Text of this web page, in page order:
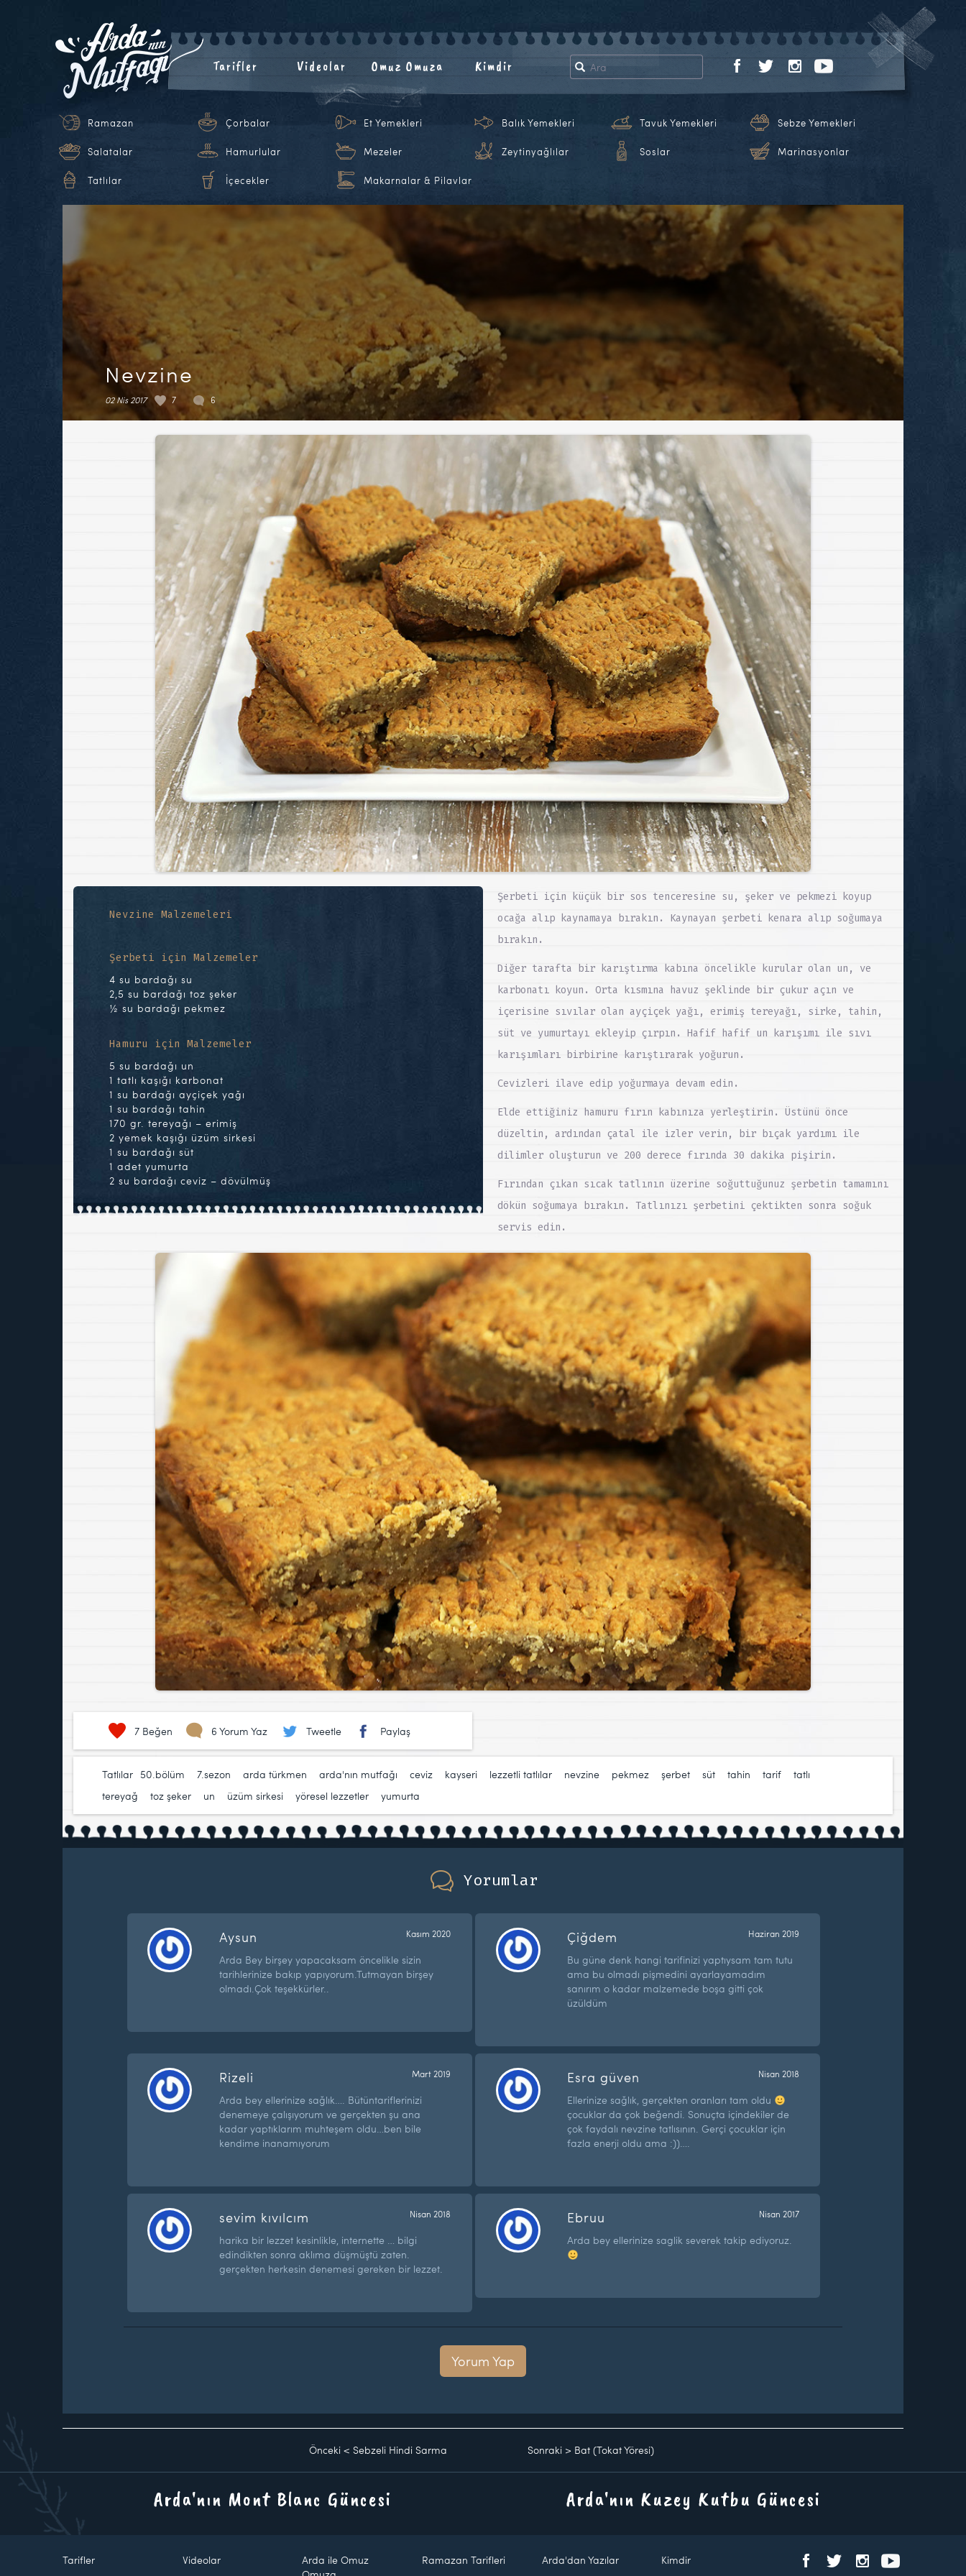
Tarifler Videolar Omuz Omuza Kimdir
Ramazan Çorbalar Et Yemekleri Balık Yemekleri Tavuk Yemekleri Sebze Yemekleri
Salatalar Hamurlular Mezeler Zeytinyağlılar Soslar Marinasyonlar
Tatlılar İçecekler Makarnalar & Pilavlar
Nevzine
02 Nis 2017 7 6
Nevzine Malzemeleri
Şerbeti için Malzemeler
4 su bardağı su
2,5 su bardağı toz şeker
½ su bardağı pekmez
Hamuru için Malzemeler
5 su bardağı un
1 tatlı kaşığı karbonat
1 su bardağı ayçiçek yağı
1 su bardağı tahin
170 gr. tereyağı – erimiş
2 yemek kaşığı üzüm sirkesi
1 su bardağı süt
1 adet yumurta
2 su bardağı ceviz – dövülmüş
Şerbeti için küçük bir sos tenceresine su, şeker ve pekmezi koyup
ocağa alıp kaynamaya bırakın. Kaynayan şerbeti kenara alıp soğumaya
bırakın.
Diğer tarafta bir karıştırma kabına öncelikle kurular olan un, ve
karbonatı koyun. Orta kısmına havuz şeklinde bir çukur açın ve
içerisine sıvılar olan ayçiçek yağı, erimiş tereyağı, sirke, tahin,
süt ve yumurtayı ekleyip çırpın. Hafif hafif un karışımı ile sıvı
karışımları birbirine karıştırarak yoğurun.
Cevizleri ilave edip yoğurmaya devam edin.
Elde ettiğiniz hamuru fırın kabınıza yerleştirin. Üstünü önce
düzeltin, ardından çatal ile izler verin, bir bıçak yardımı ile
dilimler oluşturun ve 200 derece fırında 30 dakika pişirin.
Fırından çıkan sıcak tatlının üzerine soğuttuğunuz şerbetin tamamını
dökün soğumaya bırakın. Tatlınızı şerbetini çektikten sonra soğuk
servis edin.
7 Beğen 6 Yorum Yaz Tweetle Paylaş
Tatlılar 50.bölüm 7.sezon arda türkmen arda'nın mutfağı ceviz kayseri lezzetli tatlılar nevzine pekmez şerbet süt tahin tarif tatlı
tereyağ
toz şeker un üzüm sirkesi yöresel lezzetler yumurta
Yorumlar
Aysun Kasım 2020
Arda Bey birşey yapacaksam öncelikle sizin
tarihlerinize bakıp yapıyorum.Tutmayan birşey
olmadı.Çok teşekkürler..
Çiğdem Haziran 2019
Bu güne denk hangi tarifinizi yaptıysam tam tutu
ama bu olmadı pişmedini ayarlayamadım
sanırım o kadar malzemede boşa gitti çok
üzüldüm
Rizeli Mart 2019
Arda bey ellerinize sağlık…. Bütüntariflerinizi
denemeye çalışıyorum ve gerçekten şu ana
kadar yaptıklarım muhteşem oldu…ben bile
kendime inanamıyorum
Esra güven Nisan 2018
Ellerinize sağlık, gerçekten oranları tam oldu
çocuklar da çok beğendi. Sonuçta içindekiler de
çok faydalı nevzine tatlısının. Gerçi çocuklar için
fazla enerji oldu ama :))….
sevim kıvılcım Nisan 2018
harika bir lezzet kesinlikle, internette … bilgi
edindikten sonra aklıma düşmüştü zaten.
gerçekten herkesin denemesi gereken bir lezzet.
Ebruu Nisan 2017
Arda bey ellerinize saglik severek takip ediyoruz.
Yorum Yap
Önceki < Sebzeli Hindi Sarma Sonraki > Bat (Tokat Yöresi)
Arda'nın Mont Blanc Güncesi Arda'nın Kuzey Kutbu Güncesi
Tarifler Videolar
Arda ile Omuz
Ramazan Tarifleri Arda'dan Yazılar Kimdir